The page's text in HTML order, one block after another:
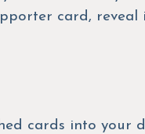
card,
cards into your